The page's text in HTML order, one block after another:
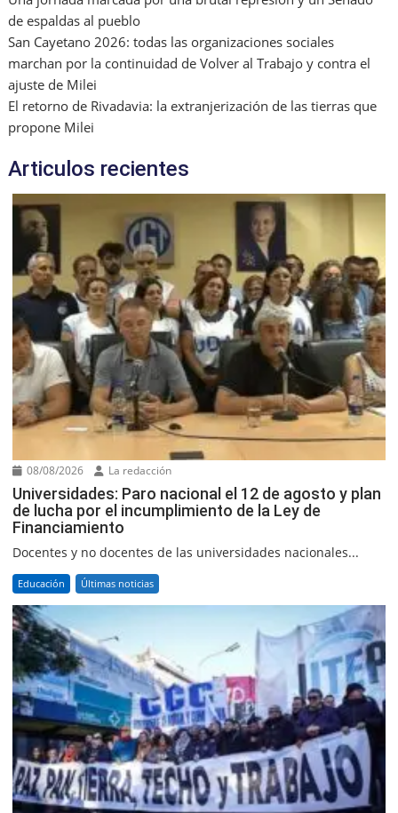
de espaldas al pueblo
San Cayetano 2026: todas las organizaciones sociales
marchan por la continuidad de Volver al Trabajo y contra el
ajuste de Milei
El retorno de Rivadavia: la extranjerización de las tierras que
propone Milei
Articulos recientes
08/08/2026 La redacción
Universidades: Paro nacional el 12 de agosto y plan
de lucha por el incumplimiento de la Ley de
Financiamiento
Docentes y no docentes de las universidades nacionales...
Educación Últimas noticias